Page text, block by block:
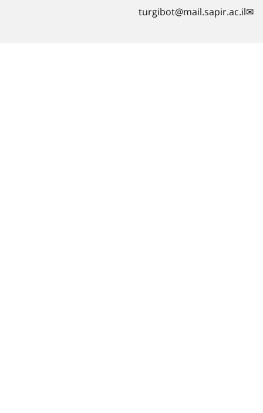
turgibot@mail.sapir.ac.il